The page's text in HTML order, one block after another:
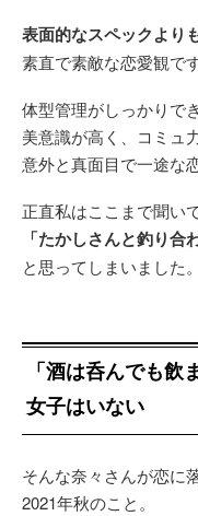
表面的なスペックより
素直で素敵な恋愛観です
体型管理がしっかりで
美意識が高く、コミュ
意外と真面目で一途な
正直私はここまで聞い
「たかしさんと釣り合
と思ってしまいました。
「酒は呑んでも
女子はいない
そんな奈々さんが恋に
2021年秋のこと。